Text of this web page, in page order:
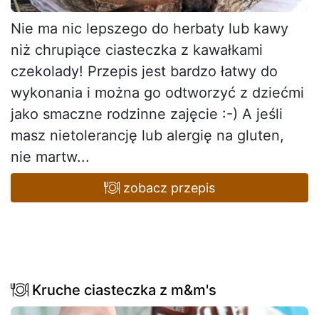
Nie ma nic lepszego do herbaty lub kawy
niż chrupiące ciasteczka z kawałkami
czekolady! Przepis jest bardzo łatwy do
wykonania i można go odtworzyć z dziećmi
jako smaczne rodzinne zajęcie :-) A jeśli
masz nietolerancję lub alergię na gluten,
nie martw...
zobacz przepis
Kruche ciasteczka z m&m's